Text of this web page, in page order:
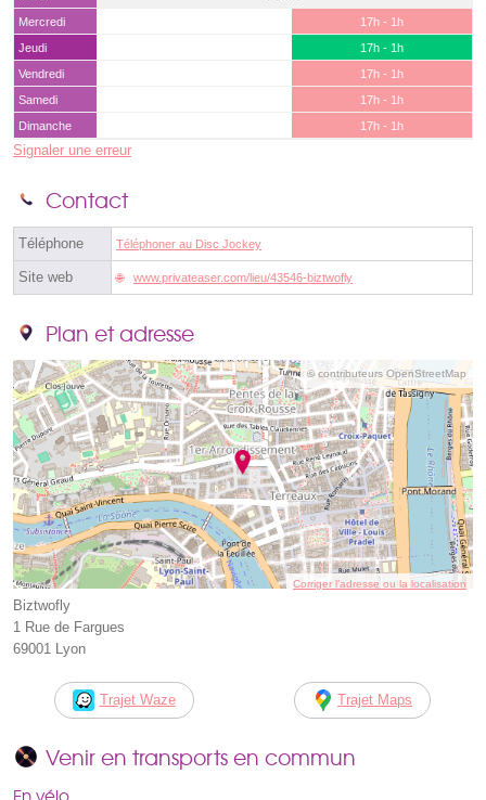
Mercredi
17h - 1h
Jeudi
17h - 1h
Vendredi
17h - 1h
Samedi
17h - 1h
Dimanche
17h - 1h
Signaler une erreur
Contact
Téléphone Téléphoner au Disc Jockey
Site web www.privateaser.com/lieu/43546-biztwofly
Plan et adresse
© contributeurs OpenStreetMap
Corriger l’adresse ou la localisation
Biztwofly
1 Rue de Fargues
69001 Lyon
Trajet Waze Trajet Maps
Venir en transports en commun